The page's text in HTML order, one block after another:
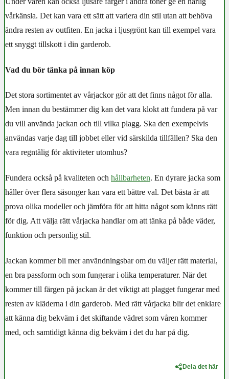
vårkänsla. Det kan vara ett sätt att variera din stil utan att behöva
ändra resten av outfiten. En jacka i ljusgrönt kan till exempel vara
ett snyggt tillskott i din garderob.
Vad du bör tänka på innan köp
Det stora sortimentet av vårjackor gör att det finns något för alla.
Men innan du bestämmer dig kan det vara klokt att fundera på var
du vill använda jackan och till vilka plagg. Ska den exempelvis
användas varje dag till jobbet eller vid särskilda tillfällen? Ska den
vara regntålig för aktiviteter utomhus?
Fundera också på kvaliteten och hållbarheten. En dyrare jacka som
håller över flera säsonger kan vara ett bättre val. Det bästa är att
prova olika modeller och jämföra för att hitta något som känns rätt
för dig. Att välja rätt vårjacka handlar om att tänka på både väder,
funktion och personlig stil.
Jackan kommer bli mer användningsbar om du väljer rätt material,
en bra passform och som fungerar i olika temperaturer. När det
kommer till färgen på jackan är det viktigt att plagget fungerar med
resten av kläderna i din garderob. Med rätt vårjacka blir det enklare
att känna dig bekväm i det skiftande vädret som våren kommer
med, och samtidigt känna dig bekväm i det du har på dig.
Dela det här